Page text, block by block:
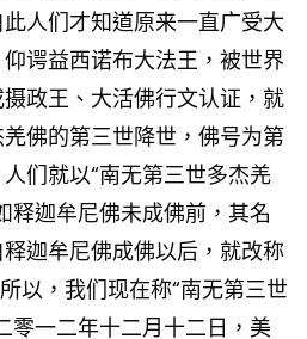
人们才知道原来一直广受大
谔益西诺布大法王，被世界
政王、大活佛行文认证，就
佛的第三世降世，佛号为第
们就以“南无第三世多杰羌
释迦牟尼佛未成佛前，其名
迦牟尼佛成佛以后，就改称
以，我们现在称“南无第三世
零一二年十二月十二日，美